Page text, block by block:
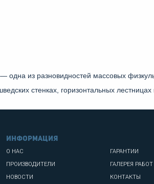
одна из разновидностей массовых
стенках, горизонтальных лестницах
информация
О НАС
ПРОИЗВОДИТЕЛИ
НОВОСТИ
ГАРАНТИИ
ГАЛЕРЕЯ РАБОТ
КОНТАКТЫ